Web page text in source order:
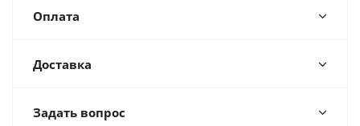
Оплата
Доставка
Задать вопрос